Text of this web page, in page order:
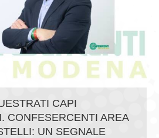
CAPI
CONFESERCENTI AREA
UN SEGNALE